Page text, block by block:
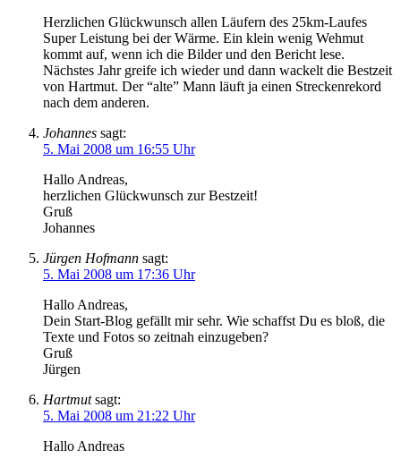
Herzlichen Glückwunsch allen Läufern des 25km-Laufes
Super Leistung bei der Wärme. Ein klein wenig Wehmut
kommt auf, wenn ich die Bilder und den Bericht lese.
Nächstes Jahr greife ich wieder und dann wackelt die Bestzeit
von Hartmut. Der “alte” Mann läuft ja einen Streckenrekord
nach dem anderen.
Johannes sagt:
5. Mai 2008 um 16:55 Uhr
Hallo Andreas,
herzlichen Glückwunsch zur Bestzeit!
Gruß
Johannes
Jürgen Hofmann sagt:
5. Mai 2008 um 17:36 Uhr
Hallo Andreas,
Dein Start-Blog gefällt mir sehr. Wie schaffst Du es bloß, die
Texte und Fotos so zeitnah einzugeben?
Gruß
Jürgen
Hartmut sagt:
5. Mai 2008 um 21:22 Uhr
Hallo Andreas